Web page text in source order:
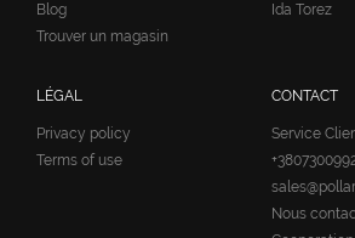
Blog
Trouver un magasin
Ida Torez
LÉGAL
Privacy policy
Terms of use
CONTACT
Service
Nous